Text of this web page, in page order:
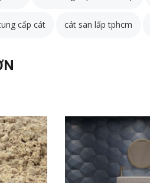
cấp cát cát san lấp tphcm